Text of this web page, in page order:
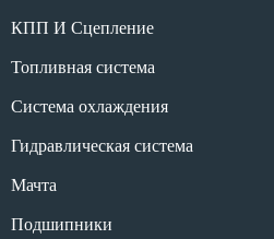
КПП И Сцепление
Топливная система
Система охлаждения
Гидравлическая система
Мачта
Подшипники